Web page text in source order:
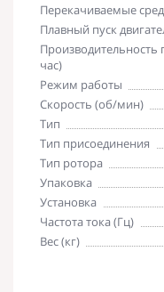
Перекачиваемые
Плавный пуск
час)
Режим работы
Скорость (об/мин)
Тип
Тип присоединения
Тип ротора
Упаковка
Установка
Частота тока (Гц)
Вес (кг)